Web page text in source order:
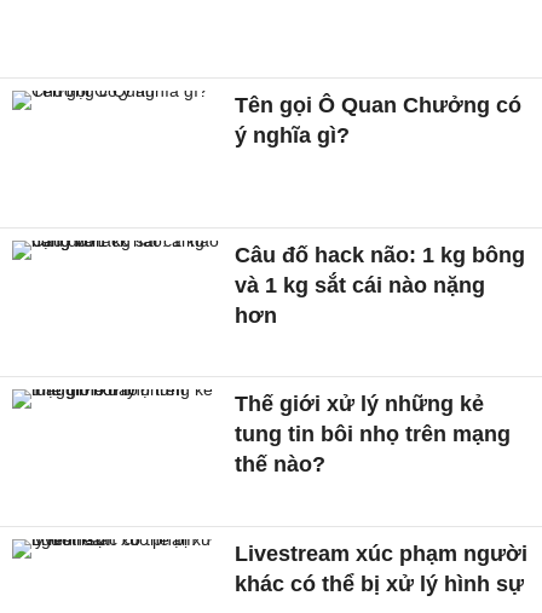
Tên gọi Ô Quan Chưởng có
ý nghĩa gì?
Câu đố hack não: 1 kg bông
và 1 kg sắt cái nào nặng
hơn
Thế giới xử lý những kẻ
tung tin bôi nhọ trên mạng
thế nào?
Livestream xúc phạm người
khác có thể bị xử lý hình sự